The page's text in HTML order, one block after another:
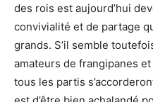
des rois est aujourd’hui
convivialité et de partage
grands. S’il semble
amateurs de frangipanes
tous les partis